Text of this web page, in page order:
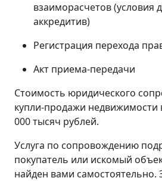
взаиморасчетов (условия
аккредитив)
Регистрация перехода
Акт приема-передачи
Стоимость юридического
купли-продажи недвижимости
000 тысяч рублей.
Услуга по сопровождению
покупатель или искомый
найден вами самостоятельно.